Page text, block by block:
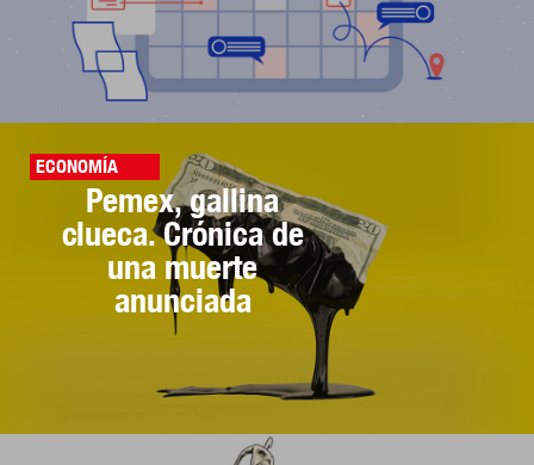
ECONOMÍA
Pemex, gallina
clueca. Crónica de
una muerte
anunciada